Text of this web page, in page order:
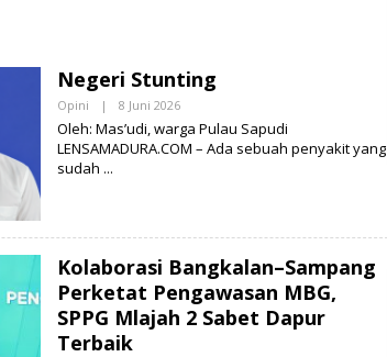
Negeri Stunting
Opini | 8 Juni 2026O
E
H
M
A
D
U
R
Oleh: Mas’udi, warga Pulau Sapudi
LENSAMADURA.COM – Ada sebuah penyakit yang
sudah
Kolaborasi Bangkalan–Sampang
Perketat Pengawasan MBG,
SPPG Mlajah 2 Sabet Dapur
Terbaik